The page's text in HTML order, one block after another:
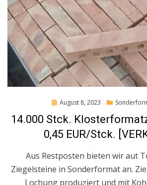
Posted
August 8, 2023
14.000 Stck.
0,45 EUR/Stck.
Aus Restposten bieten wir aut
Ziegelsteine in Sonderformat an.
Lochung produziert und mit